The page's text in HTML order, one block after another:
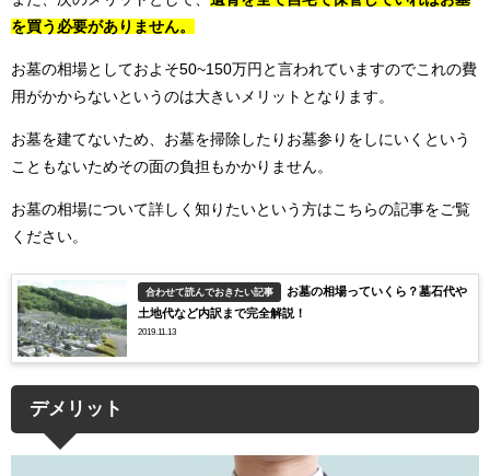
を買う必要がありません。
お墓の相場としておよそ50~150万円と言われていますのでこれの費
用がかからないというのは大きいメリットとなります。
お墓を建てないため、お墓を掃除したりお墓参りをしにいくという
こともないためその面の負担もかかりません。
お墓の相場について詳しく知りたいという方はこちらの記事をご覧
ください。
合わせて読んでおきたい記事
お墓の相場っていくら？墓石代や
土地代など内訳まで完全解説！
2019.11.13
デメリット